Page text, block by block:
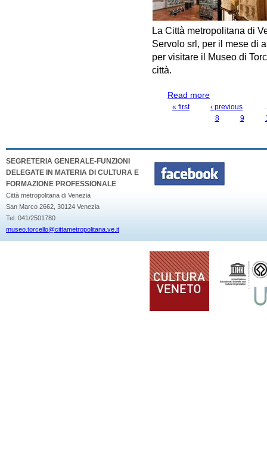
La Città metropolitana di
Servolo srl, per il mese di
per visitare il Museo di
città.
Read more
TORCELLO
« first ‹ previous
8
9
SEGRETERIA GENERALE-FUNZIONI
DELEGATE IN MATERIA DI CULTURA E
FORMAZIONE PROFESSIONALE
Città metropolitana di Venezia
San Marco 2662, 30124 Venezia
Tel. 041/2501780
museo.torcello@cittametropolitana.ve.it